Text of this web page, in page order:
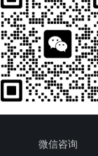
微信咨询